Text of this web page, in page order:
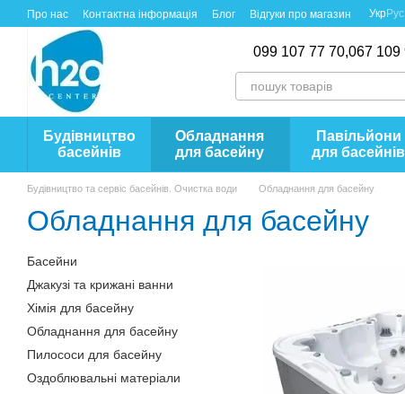
Перейти до основного контенту
Про нас Контактна інформація Блог Відгуки про магазин УкрРус
099 107 77 70,067 109
Будівництво
басейнів
Обладнання
для басейну
Павільйони
для басейнів
Будівництво та сервіс басейнів. Очистка води Обладнання для басейну
Обладнання для басейну
Басейни
Джакузі та крижані ванни
Хімія для басейну
Обладнання для басейну
Пилососи для басейну
Оздоблювальні матеріали